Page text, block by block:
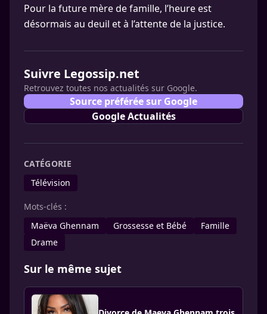
Pour la future mère de famille, l’heure est
désormais au deuil et à l’attente de la justice.
Suivre Legossip.net
Retrouvez toutes nos actualités sur Google.
Source préférée sur Google
Google Actualités
CATÉGORIE
Télévision
Mots-clés :
Maëva Ghennam
Grossesse et Bébé
Famille
Drame
Sur le même sujet